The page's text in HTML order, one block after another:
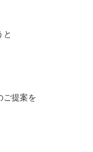
と
ご提案を